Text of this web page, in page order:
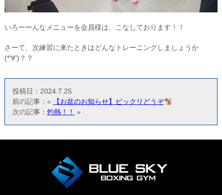
いろーーんなメニューを会員様は、こなしております！！
さーて、次練習に来たときはどんなトレーニングしましょうか
(*‘∀‘)？？
投稿日：2024.7.25
前の記事：«
【お盆のお知らせ】ビックリどうぞ
次の記事： 灼熱！！ »